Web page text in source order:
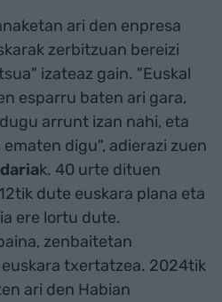
ari den enpresa
zerbitzuan bereizi
izateaz gain. "Euskal
esparru baten ari gara,
arrunt izan nahi, eta
digu", adierazi zuen
k. 40 urte dituen
dute euskara plana eta
ere lortu dute.
zenbaitetan
txertatzea. 2024tik
ari den Habian